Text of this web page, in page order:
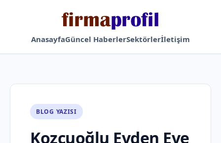
AnasayfaGüncel HaberlerSektörlerİletişim
BLOG YAZISI
Kozcuoğlu Evden Eve